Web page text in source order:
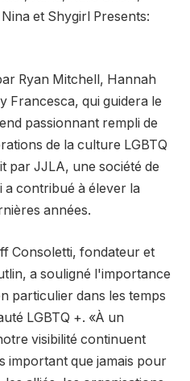
et Shygirl Presents:
Ryan Mitchell, Hannah
Francesca, qui guidera le
passionnant rempli de
de la culture LGBTQ
par JJLA, une société de
contribué à élever la
années.
Consoletti, fondateur et
a souligné l'importance
particulier dans les temps
LGBTQ +. «À un
visibilité continuent
important que jamais pour